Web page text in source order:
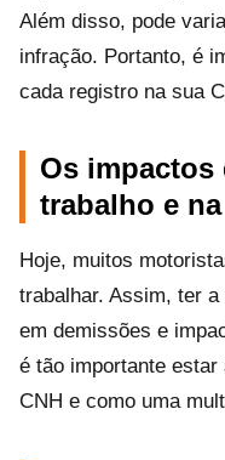
Além disso, pode
infração. Portanto, é
cada registro na sua
Os impactos
trabalho e
Hoje, muitos
trabalhar. Assim, ter
em demissões e
é tão importante
CNH e como uma